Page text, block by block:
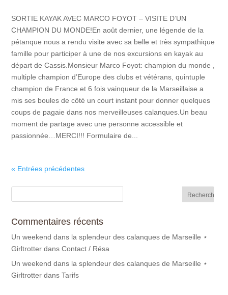
SORTIE KAYAK AVEC MARCO FOYOT – VISITE D’UN
CHAMPION DU MONDE!En août dernier, une légende de la
pétanque nous a rendu visite avec sa belle et très sympathique
famille pour participer à une de nos excursions en kayak au
départ de Cassis.Monsieur Marco Foyot: champion du monde ,
multiple champion d’Europe des clubs et vétérans, quintuple
champion de France et 6 fois vainqueur de la Marseillaise a
mis ses boules de côté un court instant pour donner quelques
coups de pagaie dans nos merveilleuses calanques.Un beau
moment de partage avec une personne accessible et
passionnée…MERCI!!! Formulaire de...
« Entrées précédentes
Commentaires récents
Un weekend dans la splendeur des calanques de Marseille ⋆
Girltrotter dansContact / Résa
Un weekend dans la splendeur des calanques de Marseille ⋆
Girltrotter dansTarifs